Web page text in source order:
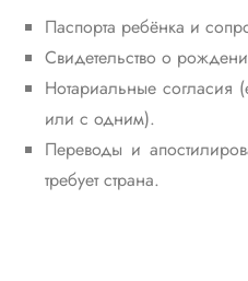
Паспорта ребёнка и
Свидетельство о
Нотариальные согласия
или с одним).
Переводы и
требует страна.